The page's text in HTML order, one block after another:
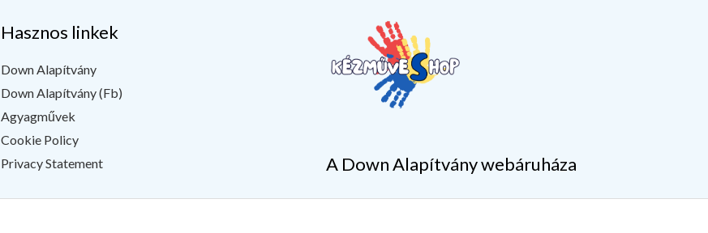
Hasznos linkek
Down Alapítvány
Down Alapítvány (Fb)
Agyagművek
Cookie Policy
Privacy Statement
A Down Alapítvány webáruháza